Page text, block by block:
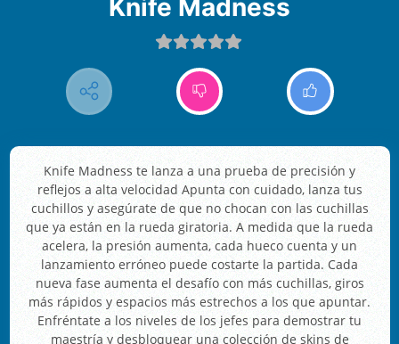
Knife Madness
Knife Madness te lanza a una prueba de precisión y
reflejos a alta velocidad Apunta con cuidado, lanza tus
cuchillos y asegúrate de que no chocan con las cuchillas
que ya están en la rueda giratoria. A medida que la rueda
acelera, la presión aumenta, cada hueco cuenta y un
lanzamiento erróneo puede costarte la partida. Cada
nueva fase aumenta el desafío con más cuchillas, giros
más rápidos y espacios más estrechos a los que apuntar.
Enfréntate a los niveles de los jefes para demostrar tu
maestría y desbloquear una colección de skins de